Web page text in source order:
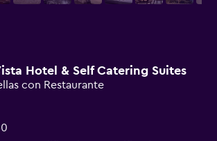
Hotel & Self Catering Suites
con Restaurante